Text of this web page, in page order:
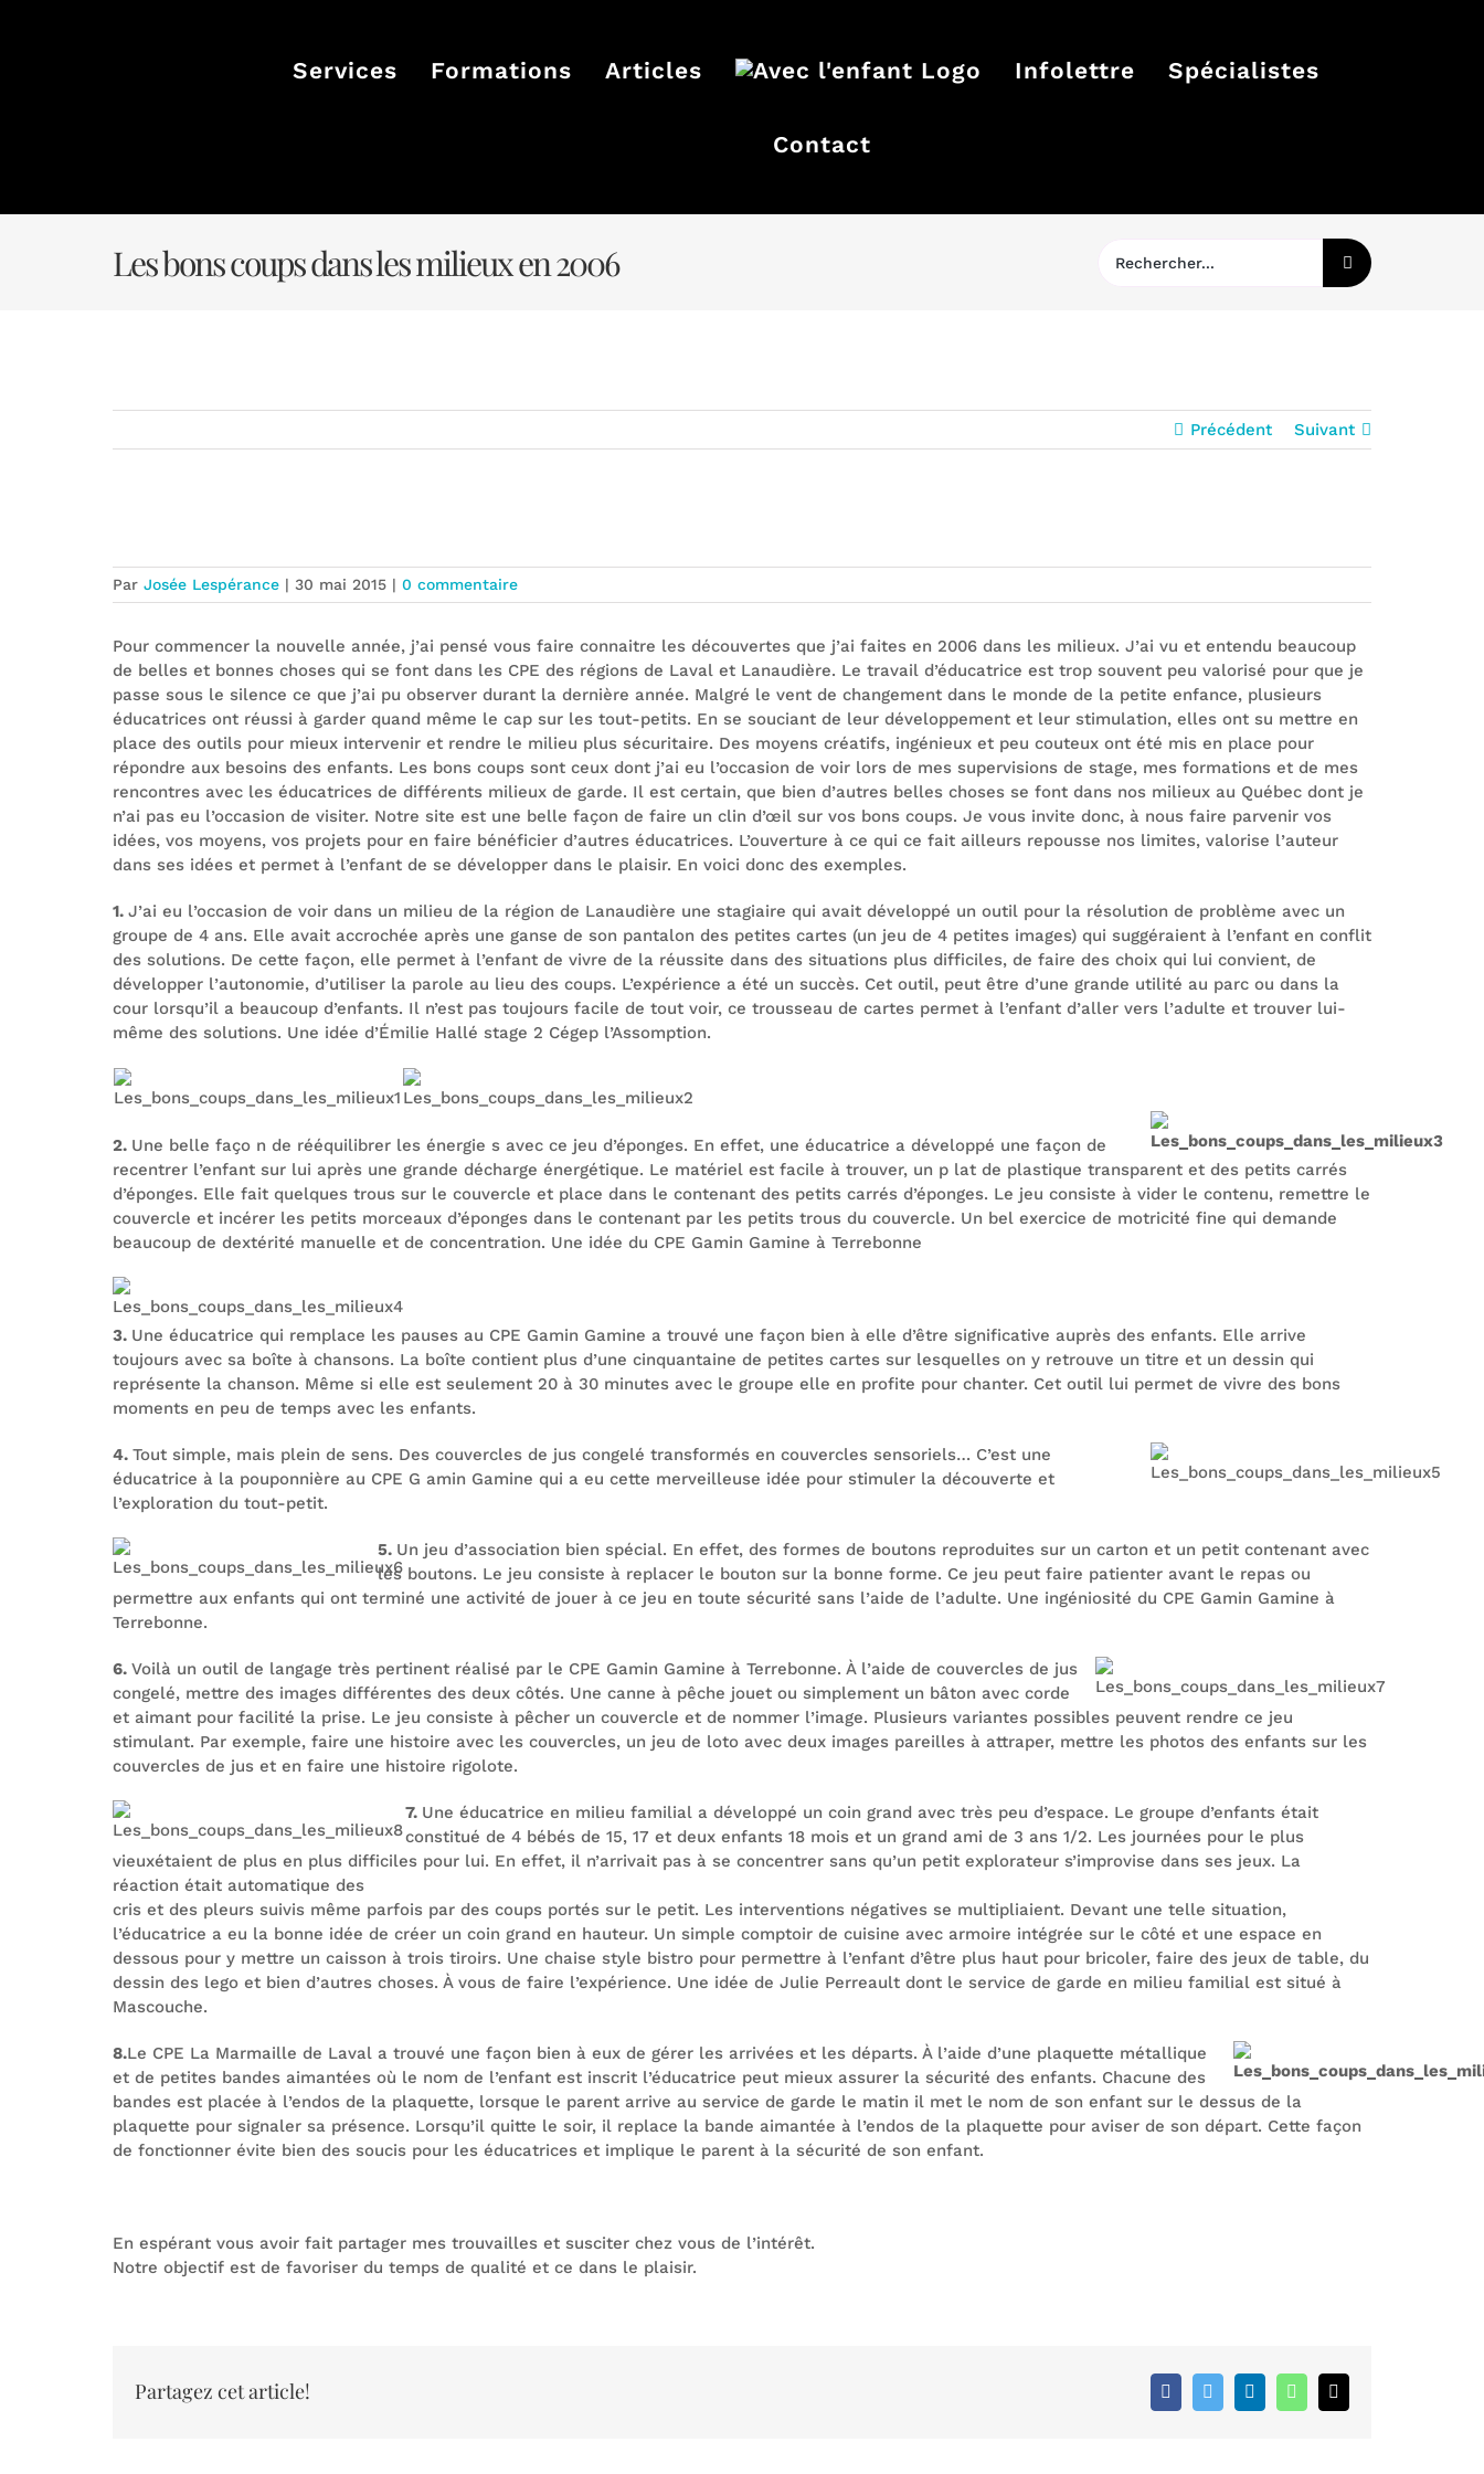
Services Formations Articles Infolettre Spécialistes
Contact
Les bons coups dans les milieux en 2006
Précédent Suivant
Par Josée Lespérance | 30 mai 2015 | 0 commentaire
Pour commencer la nouvelle année, j’ai pensé vous faire connaitre les découvertes que j’ai faites en 2006 dans les milieux. J’ai vu et entendu beaucoup
de belles et bonnes choses qui se font dans les CPE des régions de Laval et Lanaudière. Le travail d’éducatrice est trop souvent peu valorisé pour que je
passe sous le silence ce que j’ai pu observer durant la dernière année. Malgré le vent de changement dans le monde de la petite enfance, plusieurs
éducatrices ont réussi à garder quand même le cap sur les tout-petits. En se souciant de leur développement et leur stimulation, elles ont su mettre en
place des outils pour mieux intervenir et rendre le milieu plus sécuritaire. Des moyens créatifs, ingénieux et peu couteux ont été mis en place pour
répondre aux besoins des enfants. Les bons coups sont ceux dont j’ai eu l’occasion de voir lors de mes supervisions de stage, mes formations et de mes
rencontres avec les éducatrices de différents milieux de garde. Il est certain, que bien d’autres belles choses se font dans nos milieux au Québec dont je
n’ai pas eu l’occasion de visiter. Notre site est une belle façon de faire un clin d’œil sur vos bons coups. Je vous invite donc, à nous faire parvenir vos
idées, vos moyens, vos projets pour en faire bénéficier d’autres éducatrices. L’ouverture à ce qui ce fait ailleurs repousse nos limites, valorise l’auteur
dans ses idées et permet à l’enfant de se développer dans le plaisir. En voici donc des exemples.
1. J’ai eu l’occasion de voir dans un milieu de la région de Lanaudière une stagiaire qui avait développé un outil pour la résolution de problème avec un
groupe de 4 ans. Elle avait accrochée après une ganse de son pantalon des petites cartes (un jeu de 4 petites images) qui suggéraient à l’enfant en conflit
des solutions. De cette façon, elle permet à l’enfant de vivre de la réussite dans des situations plus difficiles, de faire des choix qui lui convient, de
développer l’autonomie, d’utiliser la parole au lieu des coups. L’expérience a été un succès. Cet outil, peut être d’une grande utilité au parc ou dans la
cour lorsqu’il a beaucoup d’enfants. Il n’est pas toujours facile de tout voir, ce trousseau de cartes permet à l’enfant d’aller vers l’adulte et trouver lui-
même des solutions. Une idée d’Émilie Hallé stage 2 Cégep l’Assomption.
2. Une belle faço n de rééquilibrer les énergie s avec ce jeu d’éponges. En effet, une éducatrice a développé une façon de
recentrer l’enfant sur lui après une grande décharge énergétique. Le matériel est facile à trouver, un p lat de plastique transparent et des petits carrés
d’éponges. Elle fait quelques trous sur le couvercle et place dans le contenant des petits carrés d’éponges. Le jeu consiste à vider le contenu, remettre le
couvercle et incérer les petits morceaux d’éponges dans le contenant par les petits trous du couvercle. Un bel exercice de motricité fine qui demande
beaucoup de dextérité manuelle et de concentration. Une idée du CPE Gamin Gamine à Terrebonne
3. Une éducatrice qui remplace les pauses au CPE Gamin Gamine a trouvé une façon bien à elle d’être significative auprès des enfants. Elle arrive
toujours avec sa boîte à chansons. La boîte contient plus d’une cinquantaine de petites cartes sur lesquelles on y retrouve un titre et un dessin qui
représente la chanson. Même si elle est seulement 20 à 30 minutes avec le groupe elle en profite pour chanter. Cet outil lui permet de vivre des bons
moments en peu de temps avec les enfants.
4. Tout simple, mais plein de sens. Des couvercles de jus congelé transformés en couvercles sensoriels… C’est une
éducatrice à la pouponnière au CPE G amin Gamine qui a eu cette merveilleuse idée pour stimuler la découverte et
l’exploration du tout-petit.
5. Un jeu d’association bien spécial. En effet, des formes de boutons reproduites sur un carton et un petit contenant avec
les boutons. Le jeu consiste à replacer le bouton sur la bonne forme. Ce jeu peut faire patienter avant le repas ou
permettre aux enfants qui ont terminé une activité de jouer à ce jeu en toute sécurité sans l’aide de l’adulte. Une ingéniosité du CPE Gamin Gamine à
Terrebonne.
6. Voilà un outil de langage très pertinent réalisé par le CPE Gamin Gamine à Terrebonne. À l’aide de couvercles de jus
congelé, mettre des images différentes des deux côtés. Une canne à pêche jouet ou simplement un bâton avec corde
et aimant pour facilité la prise. Le jeu consiste à pêcher un couvercle et de nommer l’image. Plusieurs variantes possibles peuvent rendre ce jeu
stimulant. Par exemple, faire une histoire avec les couvercles, un jeu de loto avec deux images pareilles à attraper, mettre les photos des enfants sur les
couvercles de jus et en faire une histoire rigolote.
7. Une éducatrice en milieu familial a développé un coin grand avec très peu d’espace. Le groupe d’enfants était
constitué de 4 bébés de 15, 17 et deux enfants 18 mois et un grand ami de 3 ans 1/2. Les journées pour le plus
vieuxétaient de plus en plus difficiles pour lui. En effet, il n’arrivait pas à se concentrer sans qu’un petit explorateur s’improvise dans ses jeux. La
réaction était automatique des
cris et des pleurs suivis même parfois par des coups portés sur le petit. Les interventions négatives se multipliaient. Devant une telle situation,
l’éducatrice a eu la bonne idée de créer un coin grand en hauteur. Un simple comptoir de cuisine avec armoire intégrée sur le côté et une espace en
dessous pour y mettre un caisson à trois tiroirs. Une chaise style bistro pour permettre à l’enfant d’être plus haut pour bricoler, faire des jeux de table, du
dessin des lego et bien d’autres choses. À vous de faire l’expérience. Une idée de Julie Perreault dont le service de garde en milieu familial est situé à
Mascouche.
8.Le CPE La Marmaille de Laval a trouvé une façon bien à eux de gérer les arrivées et les départs. À l’aide d’une plaquette métallique
et de petites bandes aimantées où le nom de l’enfant est inscrit l’éducatrice peut mieux assurer la sécurité des enfants. Chacune des
bandes est placée à l’endos de la plaquette, lorsque le parent arrive au service de garde le matin il met le nom de son enfant sur le dessus de la
plaquette pour signaler sa présence. Lorsqu’il quitte le soir, il replace la bande aimantée à l’endos de la plaquette pour aviser de son départ. Cette façon
de fonctionner évite bien des soucis pour les éducatrices et implique le parent à la sécurité de son enfant.
En espérant vous avoir fait partager mes trouvailles et susciter chez vous de l’intérêt.
Notre objectif est de favoriser du temps de qualité et ce dans le plaisir.
Partagez cet article! FacebookTwitter LinkedInWhatsApp